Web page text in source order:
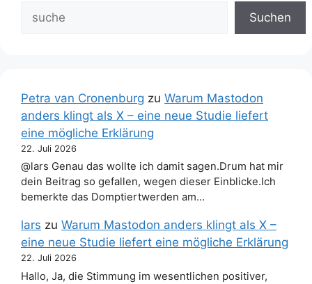
Suchen
Petra van Cronenburg zu Warum Mastodon
anders klingt als X – eine neue Studie liefert
eine mögliche Erklärung
22. Juli 2026
@lars Genau das wollte ich damit sagen.Drum hat mir
dein Beitrag so gefallen, wegen dieser Einblicke.Ich
bemerkte das Domptiertwerden am…
lars zu Warum Mastodon anders klingt als X –
eine neue Studie liefert eine mögliche Erklärung
22. Juli 2026
Hallo, Ja, die Stimmung im wesentlichen positiver,